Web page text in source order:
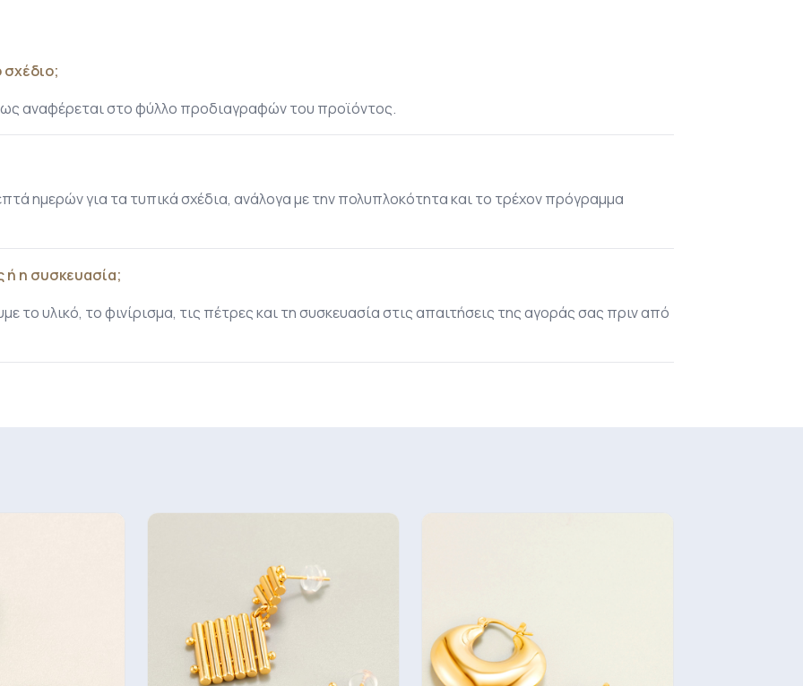
σχέδιο;
αναφέρεται στο φύλλο προδιαγραφών του προϊόντος.
ημερών για τα τυπικά σχέδια, ανάλογα με την πολυπλοκότητα και το τρέχον πρόγραμμα
η συσκευασία;
το υλικό, το φινίρισμα, τις πέτρες και τη συσκευασία στις απαιτήσεις της αγοράς σας πριν από